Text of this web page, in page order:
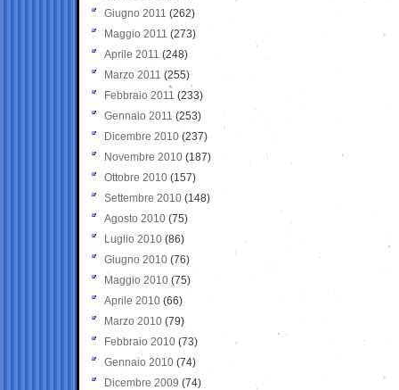
Giugno 2011 (262)
Maggio 2011 (273)
Aprile 2011 (248)
Marzo 2011 (255)
Febbraio 2011 (233)
Gennaio 2011 (253)
Dicembre 2010 (237)
Novembre 2010 (187)
Ottobre 2010 (157)
Settembre 2010 (148)
Agosto 2010 (75)
Luglio 2010 (86)
Giugno 2010 (76)
Maggio 2010 (75)
Aprile 2010 (66)
Marzo 2010 (79)
Febbraio 2010 (73)
Gennaio 2010 (74)
Dicembre 2009 (74)